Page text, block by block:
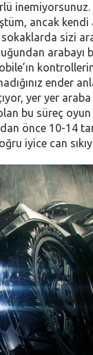
inemiyorsunuz.
ancak kendi
sokaklarda sizi
arabayı
ender
yer yer araba
bu süreç
önce 10-14
iyice can